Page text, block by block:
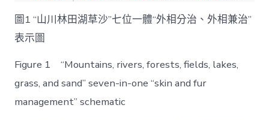
圖1 “山川林田湖草沙”七位一體“外相分治、外相兼治”
表示圖
Figure 1 “Mountains, rivers, forests, fields, lakes,
grass, and sand” seven-in-one “skin and fur
management” schematic